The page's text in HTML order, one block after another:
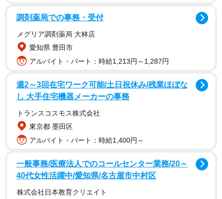
ある日、Aさんの会社の従業員・Bさんが会社を休みがちに
なります。その後、実は会社に対して不満を抱いていたBさ
んは、退職代行サービスを使って会社を辞める旨を伝えて
きました。
Bさんと直接会話することなく会社の退職を進めようとする
退職代行サービスに、Aさんは従わないといけないのでしょ
うか。まこと法律事務所の北村真一さんに聞いてみまし
た。
調剤薬局での事務・受付
メグリア調剤薬局 大林店
愛知県 豊田市
アルバイト・パート：時給1,213円～1,287円
週2～3回在宅ワーク可能/土日祝休み/残業ほぼな
し 大手住宅機器メーカーの事務
トランスコスモス株式会社
東京都 墨田区
アルバイト・パート：時給1,400円～
一般事務/医療法人でのコールセンター業務/20～
40代女性活躍中/愛知県/名古屋市中村区
株式会社日本教育クリエイト